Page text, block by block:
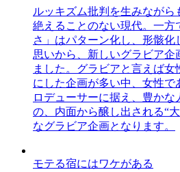
ルッキズム批判を生みなが
絶えることのない現代。一方
さ」はパターン化し、形骸
思いから、新しいグラビア
ました。グラビアと言えば女
にした企画が多い中、女性で
ロデューサーに据え、豊か
の、内面から醸し出される“
なグラビア企画となります。
モテる宿にはワケがある